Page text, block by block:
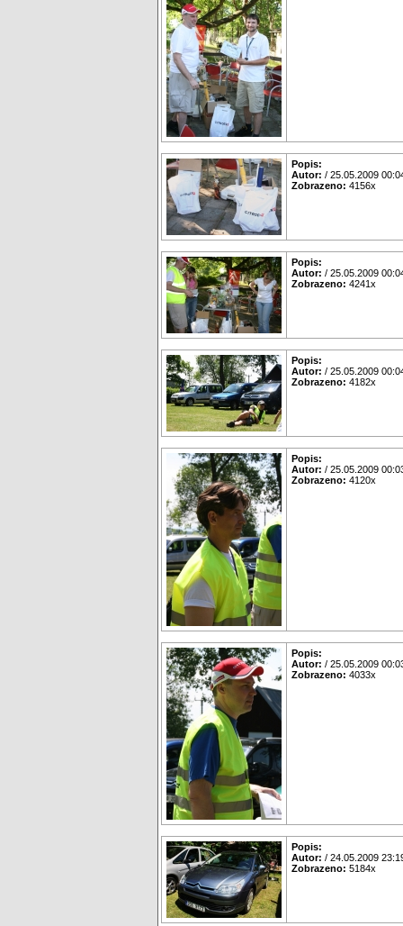
Popis:
Autor: / 25.05.2009
Zobrazeno: 4156x
Popis:
Autor: / 25.05.2009
Zobrazeno: 4241x
Popis:
Autor: / 25.05.2009
Zobrazeno: 4182x
Popis:
Autor: / 25.05.2009
Zobrazeno: 4120x
Popis:
Autor: / 25.05.2009
Zobrazeno: 4033x
Popis:
Autor: / 24.05.2009
Zobrazeno: 5184x